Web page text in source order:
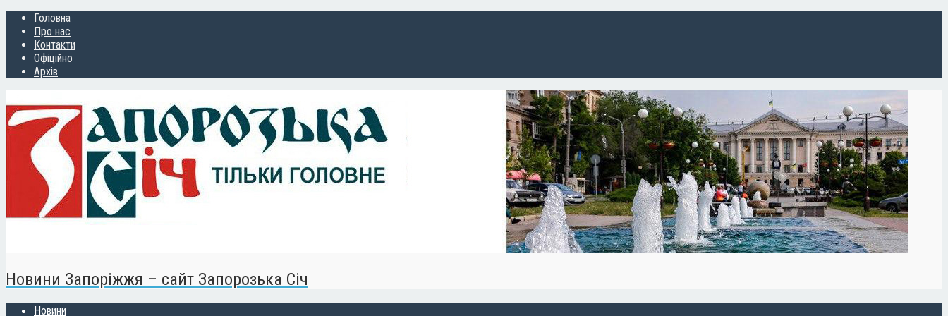
Головна
Про нас
Контакти
Офіційно
Архів
Новини Запоріжжя – сайт Запорозька Січ
Новини